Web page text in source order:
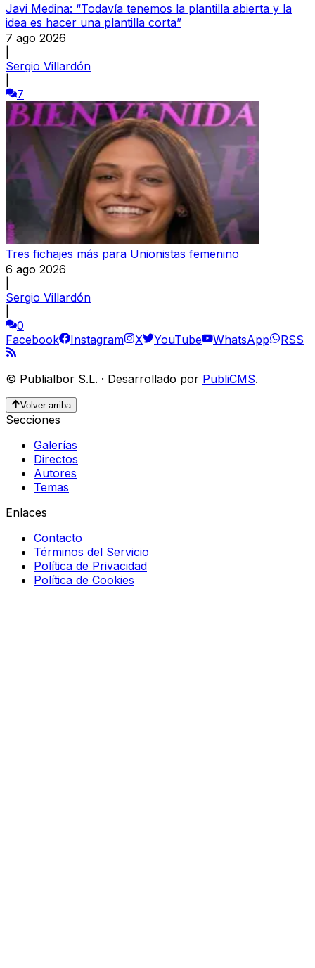
Javi Medina: “Todavía tenemos la plantilla abierta y la
idea es hacer una plantilla corta”
7 ago 2026
Sergio Villardón
7
Tres fichajes más para Unionistas femenino
6 ago 2026
Sergio Villardón
0
Facebook
Instagram X YouTube WhatsApp RSS
© Publialbor S.L. · Desarrollado por PubliCMS.
Volver arriba
Secciones
Galerías
Directos
Autores
Temas
Enlaces
Contacto
Términos del Servicio
Política de Privacidad
Política de Cookies